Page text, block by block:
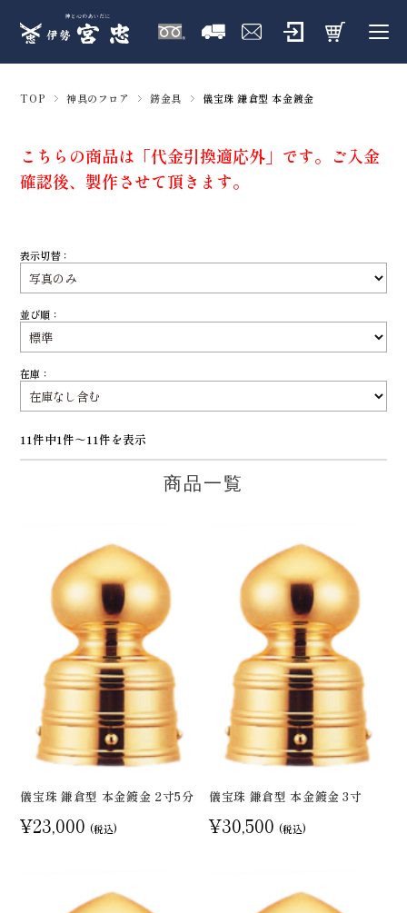
TOP 神具のフロア 錺金具 儀宝珠 鎌倉型 本金鍍金
こちらの商品は「代金引換適応外」です。ご入金
確認後、製作させて頂きます。
表示切替：
並び順：
在庫：
11件中1件～11件を表示
商品一覧
儀宝珠 鎌倉型 本金鍍金 2寸5分
¥23,000 (税込)
儀宝珠 鎌倉型 本金鍍金 3寸
¥30,500 (税込)